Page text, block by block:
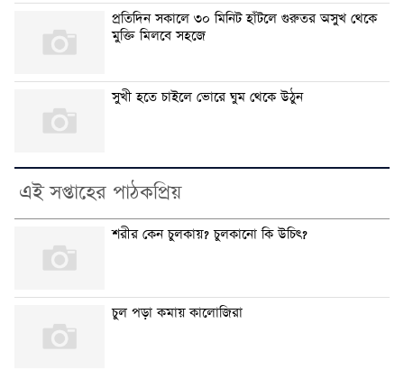
প্রতিদিন সকালে ৩০ মিনিট হাঁটলে গুরুতর অসুখ থেকে
মুক্তি মিলবে সহজে
সুখী হতে চাইলে ভোরে ঘুম থেকে উঠুন
এই সপ্তাহের পাঠকপ্রিয়
শরীর কেন চুলকায়? চুলকানো কি উচিৎ?
চুল পড়া কমায় কালোজিরা